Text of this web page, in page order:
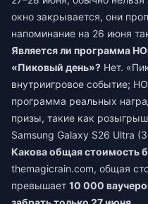
окно закрывается, они
напоминание на 26 июня
Является ли программа
«Пиковый день»? Нет.
внутриигровое событие;
программа реальных
призы, такие как
Samsung Galaxy S26 Ultra
Какова общая стоимость
themagicrain.com, общая
превышает 10 000